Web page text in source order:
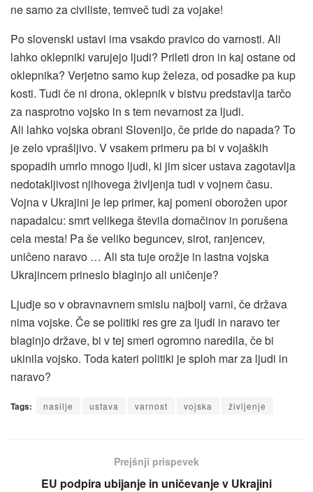
ne samo za civiliste, temveč tudi za vojake!
Po slovenski ustavi ima vsakdo pravico do varnosti. Ali
lahko oklepniki varujejo ljudi? Prileti dron in kaj ostane od
oklepnika? Verjetno samo kup železa, od posadke pa kup
kosti. Tudi če ni drona, oklepnik v bistvu predstavlja tarčo
za nasprotno vojsko in s tem nevarnost za ljudi.
Ali lahko vojska obrani Slovenijo, če pride do napada? To
je zelo vprašljivo. V vsakem primeru pa bi v vojaških
spopadih umrlo mnogo ljudi, ki jim sicer ustava zagotavlja
nedotakljivost njihovega življenja tudi v vojnem času.
Vojna v Ukrajini je lep primer, kaj pomeni oborožen upor
napadalcu: smrt velikega števila domačinov in porušena
cela mesta! Pa še veliko beguncev, sirot, ranjencev,
uničeno naravo … Ali sta tuje orožje in lastna vojska
Ukrajincem prineslo blaginjo ali uničenje?
Ljudje so v obravnavnem smislu najbolj varni, če država
nima vojske. Če se politiki res gre za ljudi in naravo ter
blaginjo države, bi v tej smeri ogromno naredila, če bi
ukinila vojsko. Toda kateri politiki je sploh mar za ljudi in
naravo?
Tags: nasilje ustava varnost vojska življenje
Prejšnji prispevek
EU podpira ubijanje in uničevanje v Ukrajini